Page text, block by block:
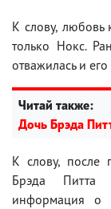
К слову, любовь
только Нокс.
отважилась и
Читай также:
Дочь Брэда
К слову, после
Брэда Питта
информация о